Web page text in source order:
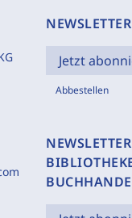
NEWSLETTER
Jetzt
Abbestellen